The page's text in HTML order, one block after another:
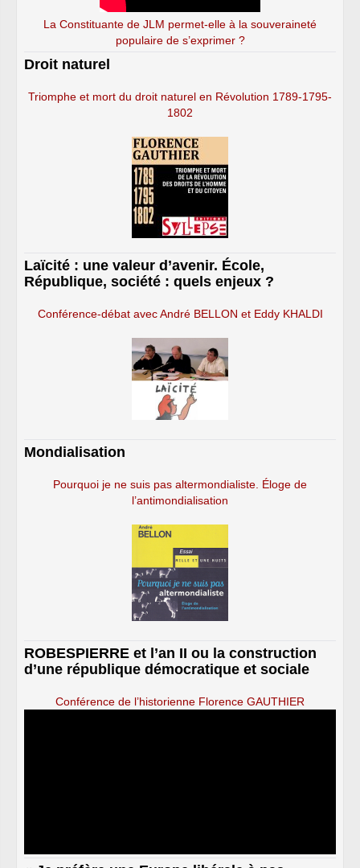
La Constituante de JLM permet-elle à la souveraineté
populaire de s’exprimer ?
Droit naturel
Triomphe et mort du droit naturel en Révolution 1789-1795-
1802
Laïcité : une valeur d’avenir. École,
République, société : quels enjeux ?
Conférence-débat avec André BELLON et Eddy KHALDI
Mondialisation
Pourquoi je ne suis pas altermondialiste. Éloge de
l’antimondialisation
ROBESPIERRE et l’an II ou la construction
d’une république démocratique et sociale
Conférence de l’historienne Florence GAUTHIER